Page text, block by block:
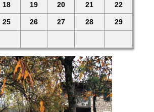
18 19 20 21 22
25 26 27 28 29